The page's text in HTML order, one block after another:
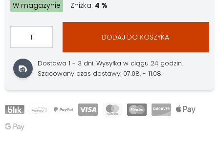
W magazynie Zniżka: 4 %
DODAJ DO KOSZYKA
Dostawa 1 - 3 dni. Wysyłka w ciągu 24 godzin.
Szacowany czas dostawy: 07.08. - 11.08.